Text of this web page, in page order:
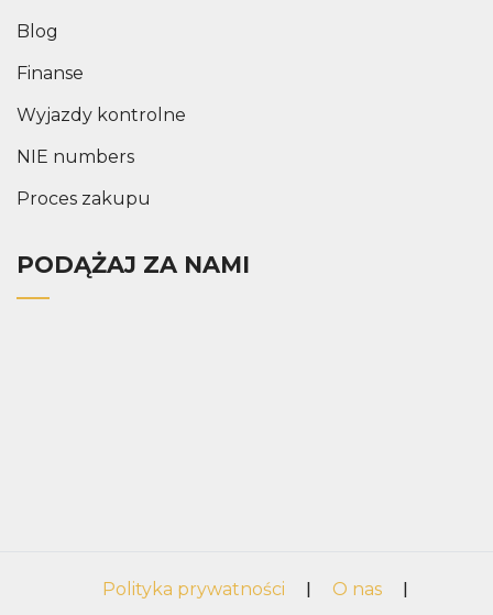
Blog
Finanse
Wyjazdy kontrolne
NIE numbers
Proces zakupu
PODĄŻAJ ZA NAMI
Polityka prywatności | O nas |